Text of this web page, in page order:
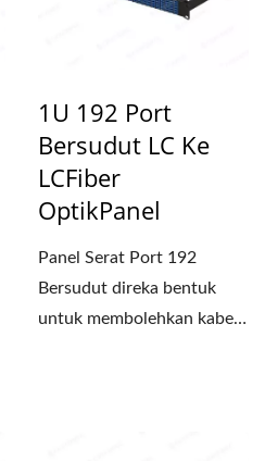
1U 192 Port
Bersudut LC Ke
LCFiber
OptikPanel
Panel Serat Port 192
Bersudut direka bentuk
untuk membolehkan kabel